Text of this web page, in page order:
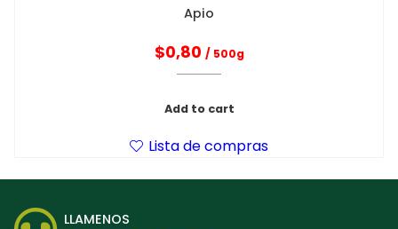
Apio
$0,80 / 500g
Add to cart
Lista de compras
LLAMENOS